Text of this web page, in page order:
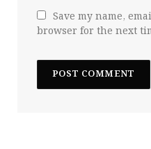
Save my name,
browser for the next